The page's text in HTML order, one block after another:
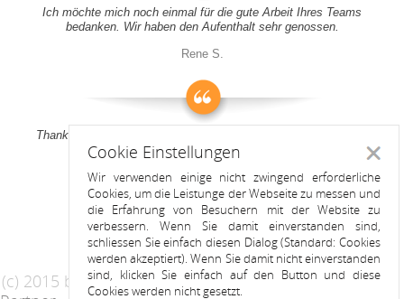
Ich möchte mich noch einmal für die gute Arbeit Ihres Teams
bedanken. Wir haben den Aufenthalt sehr genossen.
Rene S.
Thank you all for your support! It was a pleasure to stay at your
apartment
Anitah S.
(c) 2015 by Riess Apartments
Cookie Einstellungen
Wir verwenden einige nicht zwingend erforderliche
Cookies, um die Leistunge der Webseite zu messen und
die Erfahrung von Besuchern mit der Website zu
verbessern. Wenn Sie damit einverstanden sind,
schliessen Sie einfach diesen Dialog (Standard: Cookies
werden akzeptiert). Wenn Sie damit nicht einverstanden
sind, klicken Sie einfach auf den Button und diese
Cookies werden nicht gesetzt.